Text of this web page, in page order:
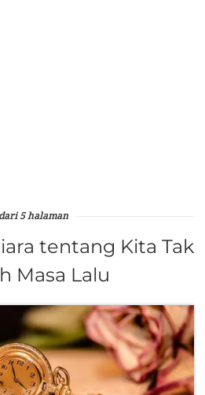
5 halaman
tentang Kita Tak
Masa Lalu